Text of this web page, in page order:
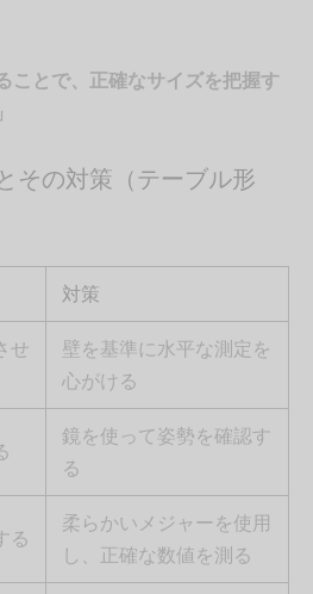
ことで、正確なサイズを把握す
その対策（テーブル形
対策
せ
壁を基準に水平な測定を
心がける
鏡を使って姿勢を確認す
る
る
柔らかいメジャーを使用
し、正確な数値を測る